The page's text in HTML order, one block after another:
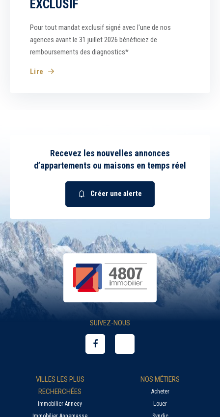
EXCLUSIF
Pour tout mandat exclusif signé avec l'une de nos
agences avant le 31 juillet 2026 bénéficiez de
remboursements des diagnostics*
Lire
Recevez les nouvelles annonces
d’appartements ou maisons en temps réel
Créer une alerte
SUIVEZ-NOUS
VILLES LES PLUS
RECHERCHÉES
Immobilier Annecy
NOS MÉTIERS
Acheter
Louer